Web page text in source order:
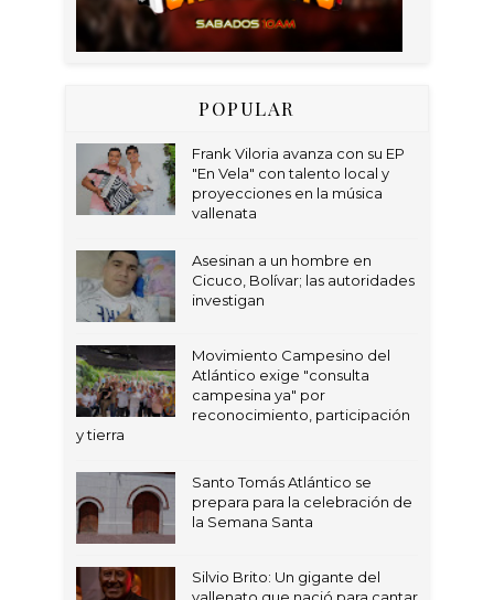
POPULAR
Frank Viloria avanza con su EP
"En Vela" con talento local y
proyecciones en la música
vallenata
Asesinan a un hombre en
Cicuco, Bolívar; las autoridades
investigan
Movimiento Campesino del
Atlántico exige "consulta
campesina ya" por
reconocimiento, participación
y tierra
Santo Tomás Atlántico se
prepara para la celebración de
la Semana Santa
Silvio Brito: Un gigante del